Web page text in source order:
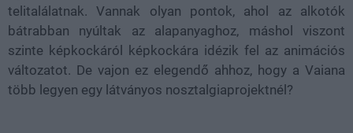
telitalálatnak. Vannak olyan pontok, ahol az alkotók
bátrabban nyúltak az alapanyaghoz, máshol viszont
szinte képkockáról képkockára idézik fel az animációs
változatot. De vajon ez elegendő ahhoz, hogy a Vaiana
több legyen egy látványos nosztalgiaprojektnél?